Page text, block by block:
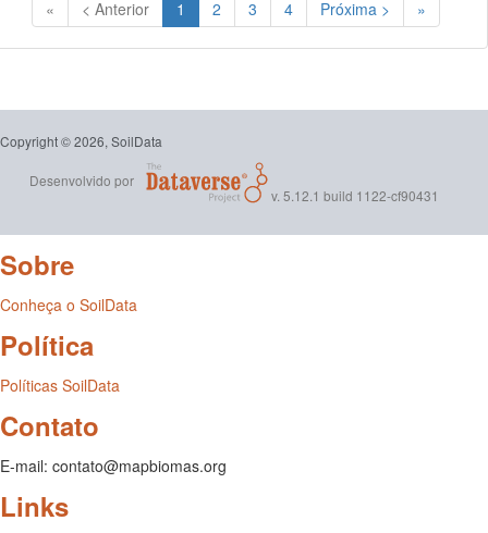
« < Anterior 1 (Atual)
2 3 4 Próxima > »
Copyright © 2026, SoilData
Desenvolvido por
v. 5.12.1 build 1122-cf90431
Sobre
Conheça o SoilData
Política
Políticas SoilData
Contato
E-mail: contato@mapbiomas.org
Links